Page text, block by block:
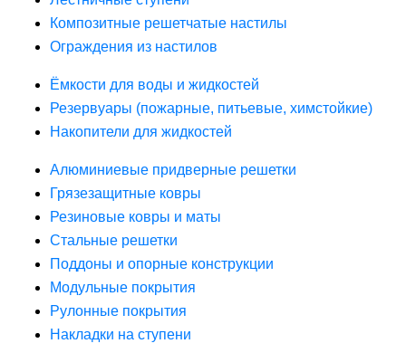
Композитные решетчатые настилы
Ограждения из настилов
Ёмкости для воды и жидкостей
Резервуары (пожарные, питьевые, химстойкие)
Накопители для жидкостей
Алюминиевые придверные решетки
Грязезащитные ковры
Резиновые ковры и маты
Стальные решетки
Поддоны и опорные конструкции
Модульные покрытия
Рулонные покрытия
Накладки на ступени